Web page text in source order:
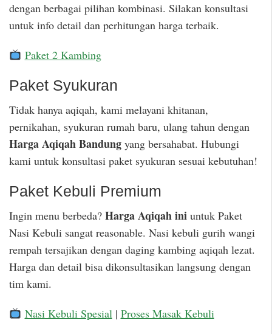
dengan berbagai pilihan kombinasi. Silakan konsultasi
untuk info detail dan perhitungan harga terbaik.
Paket 2 Kambing
Paket Syukuran
Tidak hanya aqiqah, kami melayani khitanan,
pernikahan, syukuran rumah baru, ulang tahun dengan
Harga Aqiqah Bandung yang bersahabat. Hubungi
kami untuk konsultasi paket syukuran sesuai kebutuhan!
Paket Kebuli Premium
Ingin menu berbeda? Harga Aqiqah ini untuk Paket
Nasi Kebuli sangat reasonable. Nasi kebuli gurih wangi
rempah tersajikan dengan daging kambing aqiqah lezat.
Harga dan detail bisa dikonsultasikan langsung dengan
tim kami.
Nasi Kebuli Spesial| Proses Masak Kebuli